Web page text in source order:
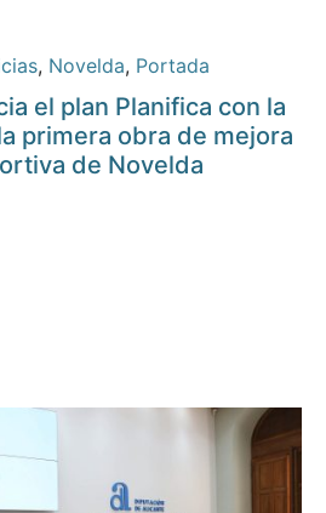
, Novelda, Portada
el plan Planifica con la
primera obra de mejora
de Novelda